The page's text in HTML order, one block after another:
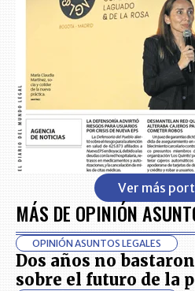
Ver más
MÁS DE OPINIÓN
OPINIÓN ASUNTOS LEGALES
Dos años no
sobre el futuro de la